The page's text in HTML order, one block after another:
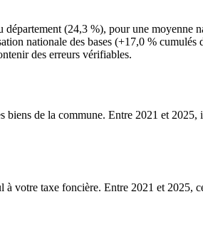
(24,3 %), pour une moyenne
nationale des bases (+17,0 % cumulés
des erreurs vérifiables.
biens de la commune. Entre 2021 et 2025,
votre taxe foncière. Entre 2021 et 2025,